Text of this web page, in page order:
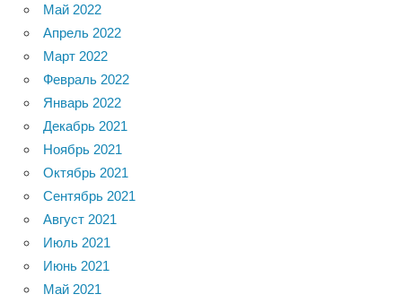
Май 2022
Апрель 2022
Март 2022
Февраль 2022
Январь 2022
Декабрь 2021
Ноябрь 2021
Октябрь 2021
Сентябрь 2021
Август 2021
Июль 2021
Июнь 2021
Май 2021